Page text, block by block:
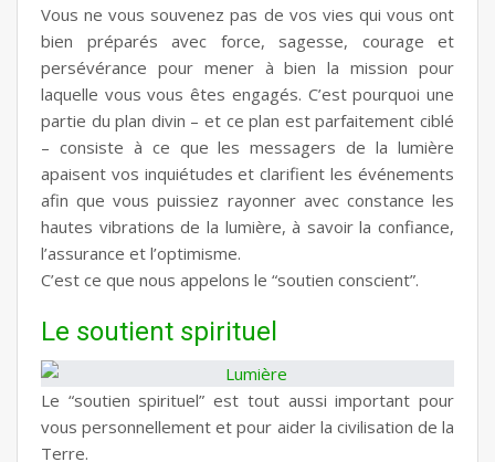
Vous ne vous souvenez pas de vos vies qui vous ont
bien préparés avec force, sagesse, courage et
persévérance pour mener à bien la mission pour
laquelle vous vous êtes engagés. C’est pourquoi une
partie du plan divin – et ce plan est parfaitement ciblé
– consiste à ce que les messagers de la lumière
apaisent vos inquiétudes et clarifient les événements
afin que vous puissiez rayonner avec constance les
hautes vibrations de la lumière, à savoir la confiance,
l’assurance et l’optimisme.
C’est ce que nous appelons le “soutien conscient”.
Le soutient spirituel
Le “soutien spirituel” est tout aussi important pour
vous personnellement et pour aider la civilisation de la
Terre.